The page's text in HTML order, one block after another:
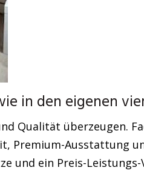
in den eigenen
Qualität überzeugen.
Premium-Ausstattung
und ein Preis-